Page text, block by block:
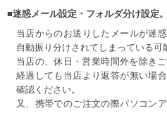
■迷惑メール設定・フォルダ分け設定。
当店からのお送りしたメールが迷
自動振り分けされてしまっている可
当店の、休日・営業時間外を除き
経過しても当店より返答が無い場
確認ください。
又、携帯でのご注文の際パソコン